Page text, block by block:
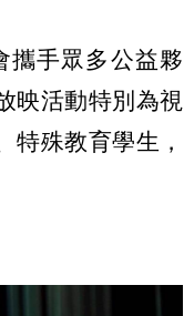
攜手眾多公益夥
映活動特別為視
特殊教育學生，